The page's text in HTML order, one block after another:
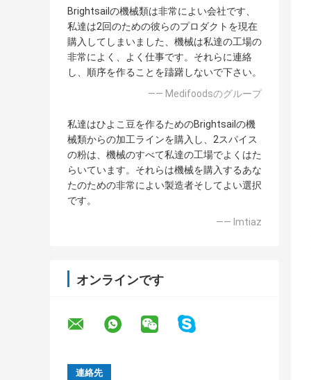
Brightsailの機械類は非常によい会社です、
私達は2回のための彼らのプロダクトを現在
購入してしまいました、機械は私達の工場の
非常によく、よく仕事です。それらに連絡
し、順序を作ることを躊躇しないで下さい。
—— Medifoodsのグループ
私達はひよこ豆を作るためのBrightsailの機
械類からの加工ラインを購入し、2スパイス
の粉は、機械のすべて私達の工場でよくはた
らいています。それらは機械を購入するあな
たのための非常によい製造者そしてよい選択
です。
—— Imtiaz
オンラインです